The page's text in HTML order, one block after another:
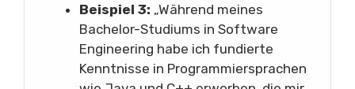
Beispiel 3: „Während meines
Bachelor-Studiums in Software
Engineering habe ich fundierte
Kenntnisse in Programmiersprachen